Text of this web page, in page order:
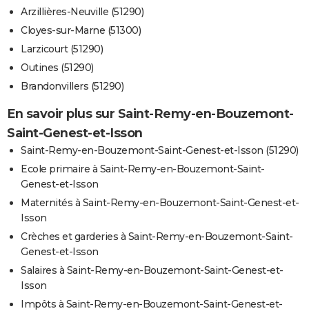
Arzillières-Neuville (51290)
Cloyes-sur-Marne (51300)
Larzicourt (51290)
Outines (51290)
Brandonvillers (51290)
En savoir plus sur Saint-Remy-en-Bouzemont-
Saint-Genest-et-Isson
Saint-Remy-en-Bouzemont-Saint-Genest-et-Isson (51290)
Ecole primaire à Saint-Remy-en-Bouzemont-Saint-
Genest-et-Isson
Maternités à Saint-Remy-en-Bouzemont-Saint-Genest-et-
Isson
Crèches et garderies à Saint-Remy-en-Bouzemont-Saint-
Genest-et-Isson
Salaires à Saint-Remy-en-Bouzemont-Saint-Genest-et-
Isson
Impôts à Saint-Remy-en-Bouzemont-Saint-Genest-et-